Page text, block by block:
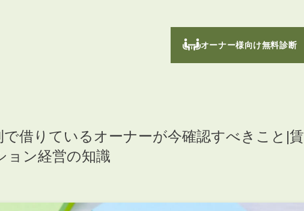
オーナー様向け無料診断
で借りているオーナーが今確認すべきこと|賃
ョン経営の知識